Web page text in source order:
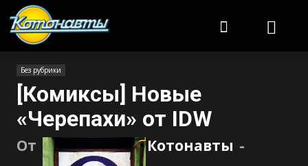
Без рубрики
[Комиксы] Новые
«Черепахи» от IDW
От Котонавты -